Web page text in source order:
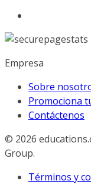
Empresa
Sobre
Promociona
Contáctenos
© 2026
Group.
Términos y